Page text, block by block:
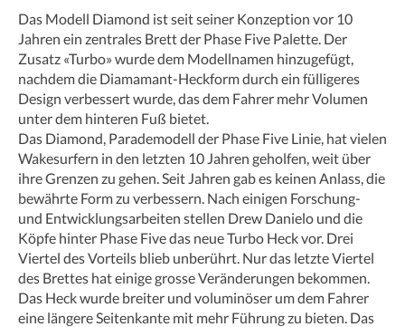
Das Modell Diamond ist seit seiner Konzeption vor 10
Jahren ein zentrales Brett der Phase Five Palette. Der
Zusatz «Turbo» wurde dem Modellnamen hinzugefügt,
nachdem die Diamamant-Heckform durch ein fülligeres
Design verbessert wurde, das dem Fahrer mehr Volumen
unter dem hinteren Fuß bietet.
Das Diamond, Parademodell der Phase Five Linie, hat vielen
Wakesurfern in den letzten 10 Jahren geholfen, weit über
ihre Grenzen zu gehen. Seit Jahren gab es keinen Anlass, die
bewährte Form zu verbessern. Nach einigen Forschung-
und Entwicklungsarbeiten stellen Drew Danielo und die
Köpfe hinter Phase Five das neue Turbo Heck vor. Drei
Viertel des Vorteils blieb unberührt. Nur das letzte Viertel
des Brettes hat einige grosse Veränderungen bekommen.
Das Heck wurde breiter und voluminöser um dem Fahrer
eine längere Seitenkante mit mehr Führung zu bieten. Das